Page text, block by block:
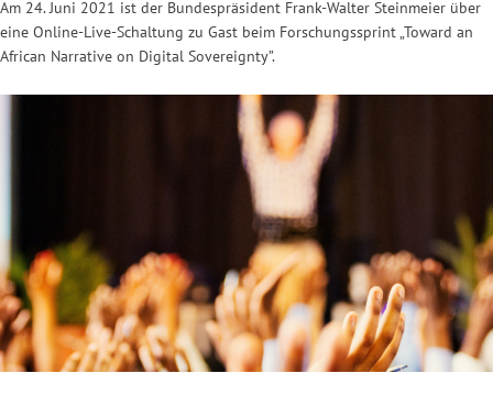
Am 24. Juni 2021 ist der Bundespräsident Frank-Walter Steinmeier über
eine Online-Live-Schaltung zu Gast beim Forschungssprint „Toward an
African Narrative on Digital Sovereignty”.